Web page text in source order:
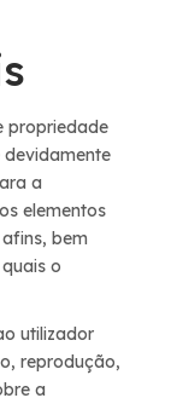
propriedade
a
elementos
bem
o
utilizador
reprodução,
a